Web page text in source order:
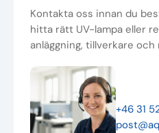
Kontakta oss innan du
hitta rätt UV-lampa eller
anläggning, tillverkare och
+46 31